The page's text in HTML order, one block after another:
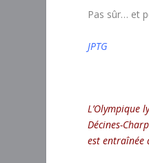
Pas sûr… et
JPTG
L’Olympique
Décines-
est entraînée